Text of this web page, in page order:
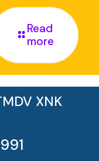
Read
more
XNK